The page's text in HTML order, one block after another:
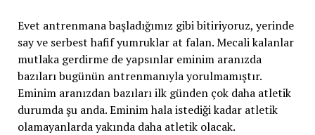
Evet antrenmana başladığımız gibi bitiriyoruz, yerinde
say ve serbest hafif yumruklar at falan. Mecali kalanlar
mutlaka gerdirme de yapsınlar eminim aranızda
bazıları bugünün antrenmanıyla yorulmamıştır.
Eminim aranızdan bazıları ilk günden çok daha atletik
durumda şu anda. Eminim hala istediği kadar atletik
olamayanlarda yakında daha atletik olacak.